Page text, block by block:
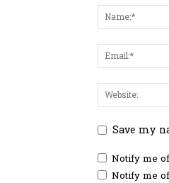
Save my
Notify me
Notify me